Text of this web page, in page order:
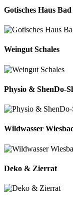
Gotisches Haus
Weingut Schales
Physio & ShenDo-
Wildwasser
Deko & Zierrat